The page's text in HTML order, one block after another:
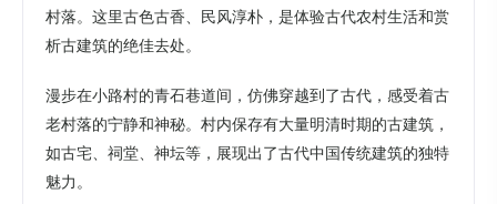
村落。这里古色古香、民风淳朴，是体验古代农村生活和赏
析古建筑的绝佳去处。
漫步在小路村的青石巷道间，仿佛穿越到了古代，感受着古
老村落的宁静和神秘。村内保存有大量明清时期的古建筑，
如古宅、祠堂、神坛等，展现出了古代中国传统建筑的独特
魅力。